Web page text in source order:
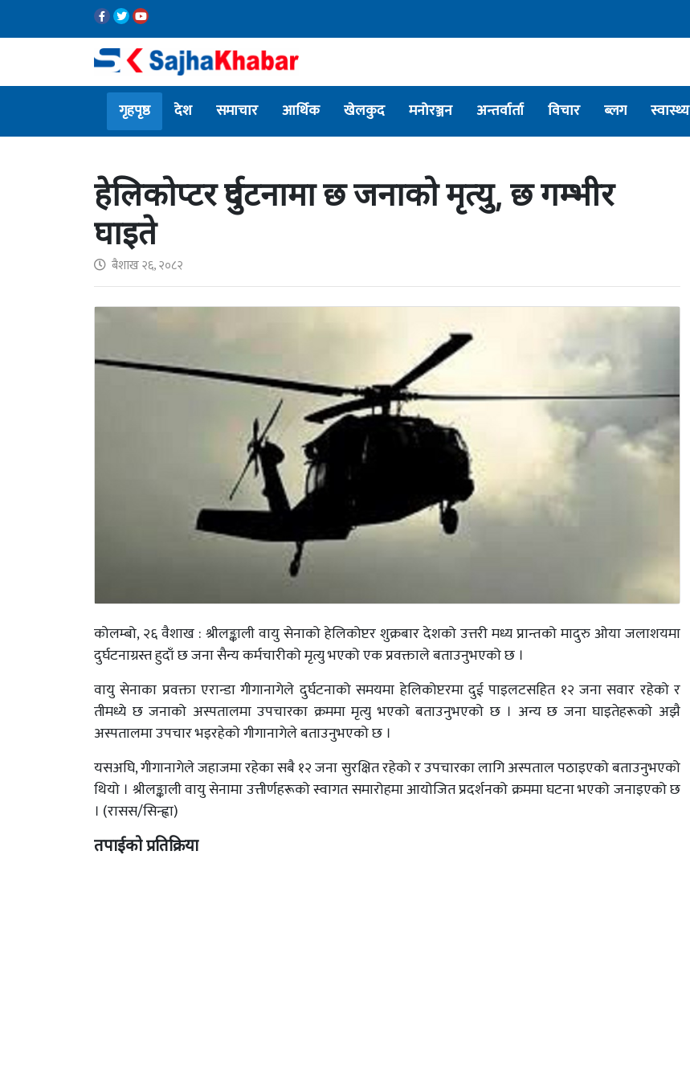
गृहपृष्ठ देश समाचार आर्थिक खेलकुद मनोरञ्जन अन्तर्वार्ता विचार ब्लग स्वास्थ्य
हेलिकोप्टर दुर्घटनामा छ जनाको मृत्यु, छ गम्भीर
घाइते
बैशाख २६, २०८२
कोलम्बो, २६ वैशाख : श्रीलङ्काली वायु सेनाको हेलिकोप्टर शुक्रबार देशको उत्तरी मध्य प्रान्तको मादुरु ओया जलाशयमा
दुर्घटनाग्रस्त हुदाँ छ जना सैन्य कर्मचारीको मृत्यु भएको एक प्रवक्ताले बताउनुभएको छ ।
वायु सेनाका प्रवक्ता एरान्डा गीगानागेले दुर्घटनाको समयमा हेलिकोप्टरमा दुई पाइलटसहित १२ जना सवार रहेको र
तीमध्ये छ जनाको अस्पतालमा उपचारका क्रममा मृत्यु भएको बताउनुभएको छ । अन्य छ जना घाइतेहरूको अझै
अस्पतालमा उपचार भइरहेको गीगानागेले बताउनुभएको छ ।
यसअघि, गीगानागेले जहाजमा रहेका सबै १२ जना सुरक्षित रहेको र उपचारका लागि अस्पताल पठाइएको बताउनुभएको
थियो । श्रीलङ्काली वायु सेनामा उत्तीर्णहरूको स्वागत समारोहमा आयोजित प्रदर्शनको क्रममा घटना भएको जनाइएको छ
। (रासस/सिन्ह्वा)
तपाईको प्रतिक्रिया